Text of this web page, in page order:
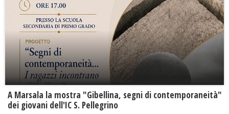
A Marsala la mostra "Gibellina, segni di contemporaneità"
dei giovani dell'IC S. Pellegrino